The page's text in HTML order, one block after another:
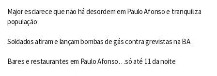
Major esclarece que não há desordem em Paulo Afonso e tranquiliza
população
Soldados atiram e lançam bombas de gás contra grevistas na BA
Bares e restaurantes em Paulo Afonso…só até 11 da noite